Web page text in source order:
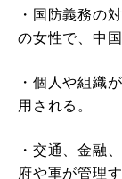
・国防義務の
の女性で、中
・個人や組織
用される。
・交通、金融
府や軍が管理